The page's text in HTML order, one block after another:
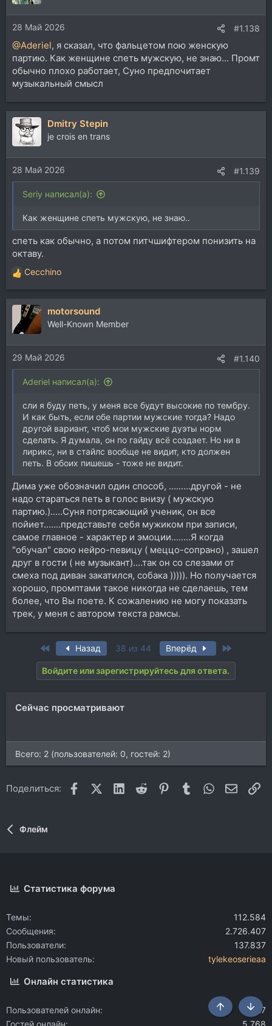
28 Май 2026 #1.138
@Aderiel, я сказал, что фальцетом пою женскую
партию. Как женщине спеть мужскую, не знаю... Промт
обычно плохо работает, Суно предпочитает
музыкальный смысл
Dmitry Stepin
je crois en trans
28 Май 2026 #1.139
Seriy написал(а):
Как женщине спеть мужскую, не знаю..
спеть как обычно, а потом питчшифтером понизить на
октаву.
Р
е
а
и
и
:
Cecchino
motorsound
Well-Known Member
29 Май 2026 #1.140
Aderiel написал(а):
сли я буду петь, у меня все будут высокие по тембру.
И как быть, если обе партии мужские тогда? Надо
другой вариант, чтоб мои мужские дуэты норм
сделать. Я думала, он по гайду всё создает. Но ни в
лирикс, ни в стайлс вообще не видит, кто должен
петь. В обоих пишешь - тоже не видит.
Дима уже обозначил один способ, .........другой - не
надо стараться петь в голос внизу ( мужскую
партию.).....Суня потрясающий ученик, он все
пойиет.......представьте себя мужиком при записи,
самое главное - характер и эмоции........Я когда
"обучал" свою нейро-певицу ( меццо-сопрано) , зашел
друг в гости ( не музыкант)....так он со слезами от
смеха под диван закатился, собака ))))). Но получается
хорошо, промптами такое никогда не сделаешь, тем
более, что Вы поете. К сожалению не могу показать
трек, у меня с автором текста рамсы.
First Назад 38 из 44 Вперёд
Войдите или зарегистрируйтесь для ответа.
Сейчас просматривают
Всего: 2 (пользователей: 0, гостей: 2)
Поделиться: FacebookX (Twitter)
LinkedIn
Reddit Pinterest
Tumblr WhatsApp
Флейм
Статистика форума
Темы
112.584
Сообщения
2.726.407
Пользователи
137.837
Новый пользователь
tylekeoserieaa
Онлайн статистика
Пользователей онлайн
27
Сверху Снизу